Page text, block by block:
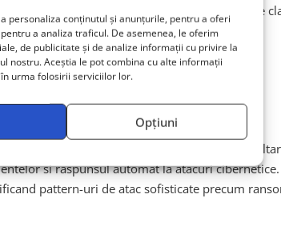
personaliza conținutul și anunțurile, pentru a oferi
a analiza traficul. De asemenea, le oferim
de publicitate și de analize informații cu privire la
nostru. Aceștia le pot combina cu alte informații
urma folosirii serviciilor lor.
Opțiuni
iar concedierile reprezinta o incercare
Compania a investit masiv in
si raspunsul automat la atacuri
pattern-uri de atac sofisticate precum